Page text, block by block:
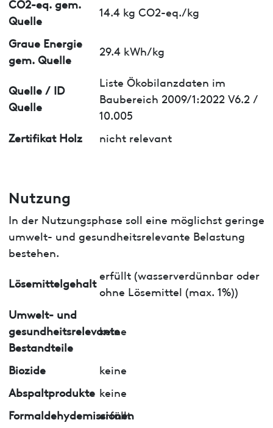
CO2-eq. gem.
Quelle
14.4 kg CO2-eq./kg
Graue Energie
gem. Quelle
29.4 kWh/kg
Quelle / ID
Quelle
Liste Ökobilanzdaten im
Baubereich 2009/1:2022 V6.2 /
10.005
Zertifikat Holz
nicht relevant
Nutzung
In der Nutzungsphase soll eine möglichst geringe
umwelt- und gesundheitsrelevante Belastung
bestehen.
Lösemittelgehalt
erfüllt (wasserverdünnbar oder
ohne Lösemittel (max. 1%))
Umwelt- und
gesundheitsrelevante
Bestandteile
keine
Biozide
keine
Abspaltprodukte keine
Formaldehydemissionen
erfüllt